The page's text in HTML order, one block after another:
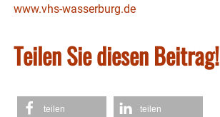
www.vhs-wasserburg.de
Teilen Sie diesen Beitrag!
teilen teilen